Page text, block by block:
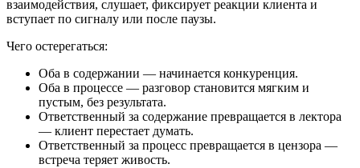
взаимодействия, слушает, фиксирует реакции клиента и
вступает по сигналу или после паузы.
Чего остерегаться:
Оба в содержании — начинается конкуренция.
Оба в процессе — разговор становится мягким и
пустым, без результата.
Ответственный за содержание превращается в лектора
— клиент перестает думать.
Ответственный за процесс превращается в цензора —
встреча теряет живость.